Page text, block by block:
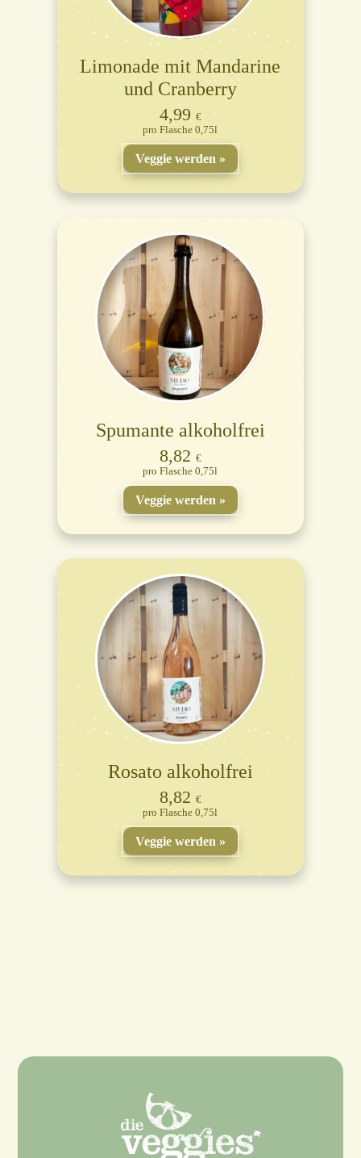
Limonade mit Mandarine
und Cranberry
4,99€
Flasche 0,75l
Veggie werden
Spumante alkoholfrei
8,82 €
Flasche 0,75l
Veggie werden
Rosato alkoholfrei
8,82 €
Flasche 0,75l
Veggie werden